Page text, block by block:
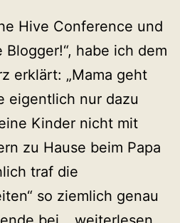
Hive Conference und
habe ich dem
erklärt: „Mama geht
eigentlich nur dazu
Kinder nicht mit
zu Hause beim Papa
traf die
so ziemlich genau
The